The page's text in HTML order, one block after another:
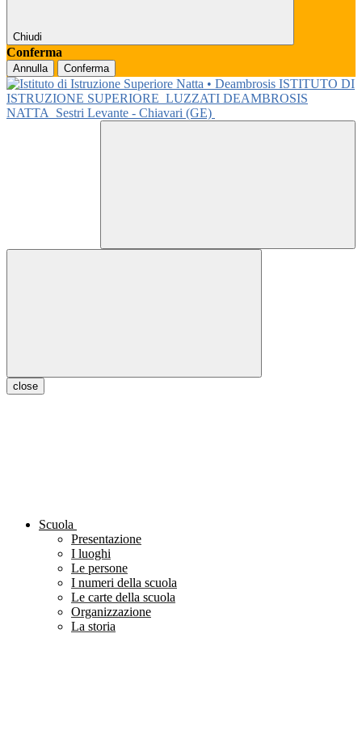
Chiudi
Conferma
Annulla Conferma
ISTITUTO DI
ISTRUZIONE SUPERIORE LUZZATI DEAMBROSIS
NATTA
Sestri Levante - Chiavari (GE)
close
Scuola
Presentazione
I luoghi
Le persone
I numeri della scuola
Le carte della scuola
Organizzazione
La storia